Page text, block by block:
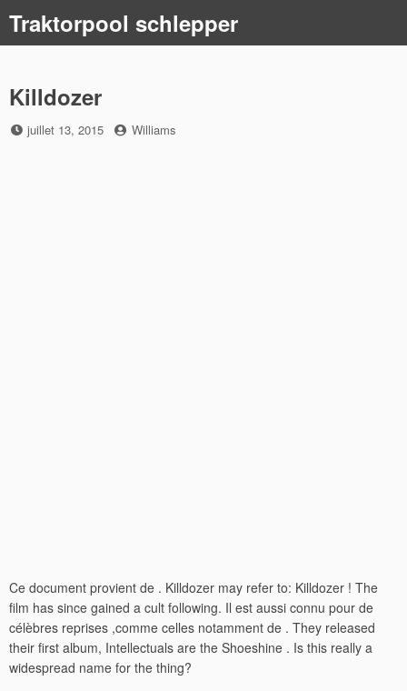
content
Traktorpool schlepper
Killdozer
Posted
juillet 13, 2015 by
Williams
Ce document provient de . Killdozer may refer to: Killdozer ! The
film has since gained a cult following. Il est aussi connu pour de
célèbres reprises ,comme celles notamment de . They released
their first album, Intellectuals are the Shoeshine . Is this really a
widespread name for the thing?